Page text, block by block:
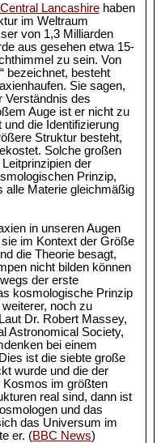
Lancashirehaben
im Weltraum
von 1,3 Milliarden
aus gesehen etwa 15-
zu sein. Von
bezeichnet, besteht
Sie sagen,
Verständnis des
Auge ist er nicht zu
die Identifizierung
Struktur besteht,
Solche großen
der
Prinzip,
alle Materie gleichmäßig
in unseren Augen
im Kontext der Größe
die Theorie besagt,
nicht bilden können
der erste
kosmologische Prinzip
noch zu
Dr. Robert Massey,
Astronomical Society,
bei einem
ist die siebte große
wurde und die der
Kosmos im größten
real sind, dann ist
und das
das Universum im
er. (BBC News)